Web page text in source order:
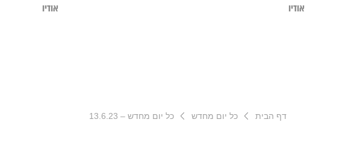
אודיו אודיו
דף הבית כל יום מחדש כל יום מחדש – 13.6.23